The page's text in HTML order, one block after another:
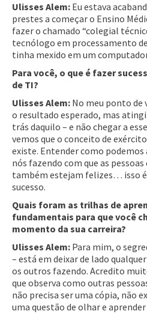
Ulisses Alem: Eu estava
prestes a começar o Ensino
fazer o chamado “colegial
tecnólogo em processamento
tinha mexido em um
Para você, o que é fazer
de TI?
Ulisses Alem: No meu ponto de
o resultado esperado, mas
trás daquilo – e não chegar a
vemos que o conceito de
existe. Entender como podemos
nós fazendo com que as
também estejam felizes… isso
sucesso.
Quais foram as trilhas de
fundamentais para que você
momento da sua carreira?
Ulisses Alem: Para mim, o
– está em deixar de lado
os outros fazendo. Acredito
que observa como outras
não precisa ser uma cópia, não
uma questão de olhar e